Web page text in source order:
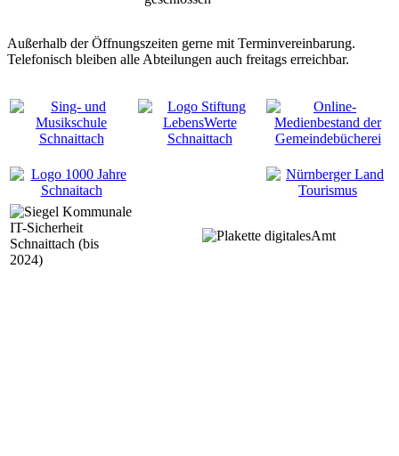
Außerhalb der Öffnungszeiten gerne mit Terminvereinbarung.
Telefonisch bleiben alle Abteilungen auch freitags erreichbar.